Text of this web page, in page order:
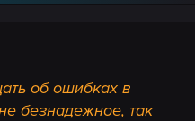
об ошибках в
безнадежное, так